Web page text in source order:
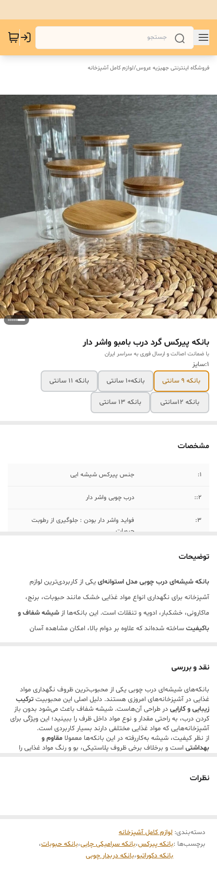
فروشگاه اینترنتی جهیزیه عروس/لوازم کامل آشپزخانه
بانكه پيركس گرد درب بامبو واشر دار
با ضمانت اصالت و ارسال فوری به سراسر ایران
۱:سایز
بانکه ۹ سانتی
بانکه۱۰ سانتی بانکه ۱۱ سانتی
بانکه ۱۲سانتی بانکه ۱۳ سانتی
مشخصات
۱: جنس پیرکس شیشه ایی
۲:: درب چوبی واشر دار
۳:
فواید واشر دار بودن : جلوگیری از رطوبت
حبوبات
۴::
۵:
توضیحات
بانکه شیشه‌ای درب چوبی مدل استوانه‌ای یکی از کاربردی‌ترین لوازم
آشپزخانه برای نگهداری انواع مواد غذایی خشک مانند حبوبات، برنج،
ماکارونی، خشکبار، ادویه و تنقلات است. این بانکه‌ها از شیشه شفاف و
باکیفیت ساخته شده‌اند که علاوه بر دوام بالا، امکان مشاهده آسان
طراحی ساده و مدرن این بانکه‌ها باعث می‌شود به راحتی بادکور
آشپزخانه‌های مدرن و کلاسیک
هماهنگ شوند و فضای کابینت یا روی کانتر
آشپزخانه را مرتب و زیباتر کنند. همچنین در اندازه‌های مختلف عرضه
می‌شوند تا بتوانید مواد غذایی گوناگون را به شکل منظم نگهداری کنید.
استفاده از بانکه شیشه‌ای نه تنها به نظم‌دهی آشپزخانهکمک می‌کند، بلکه
پلاستیکی محسوب می‌شود.
دارایدرب چوبی شیک و مقاوم
مناسب برای نگهداریحبوبات، برنج، ماکارونی، قند، شکر، خشکبار و
نقد و بررسی
بانکه‌های شیشه‌ای درب چوبی یکی از محبوب‌ترین ظروف نگهداری مواد
غذایی در آشپزخانه‌های امروزی هستند. دلیل اصلی این محبوبیت ترکیب
زیبایی و کارایی در طراحی آن‌هاست. شیشه شفاف باعث می‌شود بدون باز
کردن درب، به راحتی مقدار و نوع مواد داخل ظرف را ببینید؛ این ویژگی برای
آشپزخانه‌هایی که مواد غذایی مختلفی دارند بسیار کاربردی است.
از نظر کیفیت، شیشه به‌کاررفته در این بانکه‌ها معمولا مقاوم و
بهداشتی است و برخلاف برخی ظروف پلاستیکی، بو و رنگ مواد غذایی را
از نظر طراحی، این بانکه‌ها در
نظرات
دسته‌بندی: لوازم کامل آشپزخانه
برچسب‌ها :بانکه پیرکس،بانکه سرامیکی چایی،بانکه حبوبات،
بانکه دکوراتیو،بانکه دربدار چوبی